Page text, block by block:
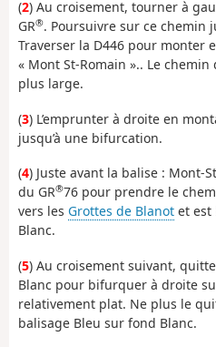
(2) Au croisement, tourner à
GR®. Poursuivre sur ce chemin
Traverser la D446 pour monter
« Mont St-Romain ».. Le
plus large.
(3) L’emprunter à droite en
jusqu’à une bifurcation.
(4) Juste avant la balise : Mont-
du GR®76 pour prendre le
vers les Grottes de Blanot et est
Blanc.
(5) Au croisement suivant,
Blanc pour bifurquer à droite
relativement plat. Ne plus le
balisage Bleu sur fond Blanc.